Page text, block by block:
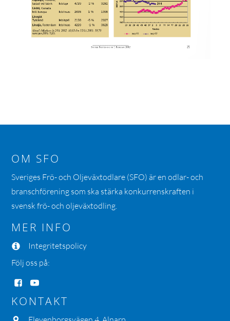
OM SFO
Sveriges Frö- och Oljeväxtodlare (SFO) är en odlar- och
branschförening som ska stärka konkurrenskraften i
svensk frö- och oljeväxtodling.
MER INFO
Integritetspolicy
Följ oss på:
KONTAKT